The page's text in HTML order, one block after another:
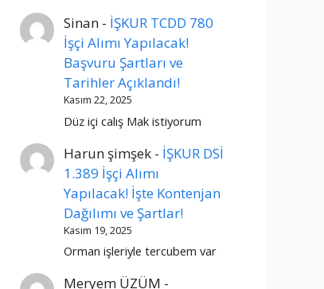
Sinan - İŞKUR TCDD 780
İşçi Alımı Yapılacak!
Başvuru Şartları ve
Tarihler Açıklandı!
Kasım 22, 2025
Düz içi calış Mak istiyorum
Harun şimşek - İŞKUR DSİ
1.389 İşçi Alımı
Yapılacak! İşte Kontenjan
Dağılımı ve Şartlar!
Kasım 19, 2025
Orman işleriyle tercubem var
Meryem ÜZÜM -